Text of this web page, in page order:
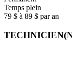
Temps plein
79 $ à 89 $ par an